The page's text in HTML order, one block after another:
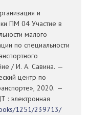
и
ПМ 04 Участие в
малого
по специальности
/ И. А. Савина. —
центр по
2020. —
: электронная
1251/239713/